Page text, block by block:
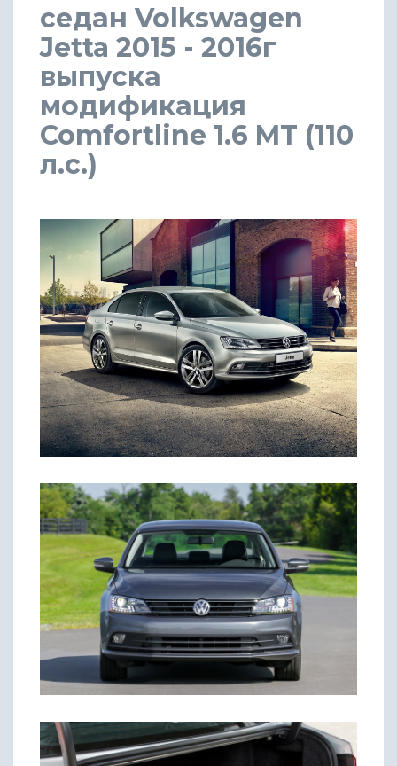
седан Volkswagen
Jetta 2015 - 2016г
выпуска
модификация
Comfortline 1.6 MT (110
л.с.)